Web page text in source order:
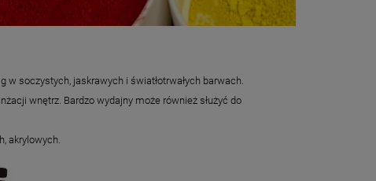
soczystych, jaskrawych i światłotrwałych barwach.
wnętrz. Bardzo wydajny może również służyć do
akrylowych.